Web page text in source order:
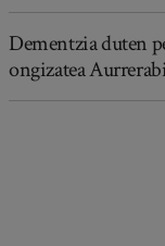
Dementzia duten
ongizatea